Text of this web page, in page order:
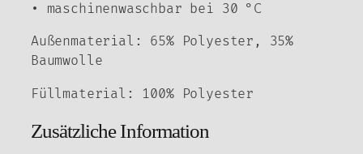
• maschinenwaschbar bei 30 °C
Außenmaterial: 65% Polyester, 35%
Baumwolle
Füllmaterial: 100% Polyester
Zusätzliche Information